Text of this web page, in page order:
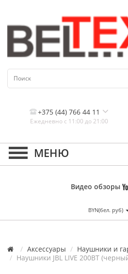
+375 (44) 766 44 11
Ежедневно с 11:00 до 21:00
Контакты, и схема проезда
Видео обзоры
BYN(бел. руб)
Аксессуары Наушники и
Наушники JBL LIVE 200BT